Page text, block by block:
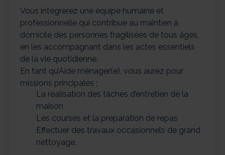
Vous intégrerez une équipe humaine et
professionnelle qui contribue au maintien à
domicile des personnes fragilisées de tous âges,
en les accompagnant dans les actes essentiels
de la vie quotidienne.
En tant qu’Aide ménager(e), vous aurez pour
missions principales :
La réalisation des tâches d’entretien de la
maison
Les courses et la préparation de repas
Effectuer des travaux occasionnels de grand
nettoyage.